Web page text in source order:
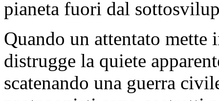
pianeta fuori dal
Quando un attentato mette
distrugge la quiete
scatenando una guerra